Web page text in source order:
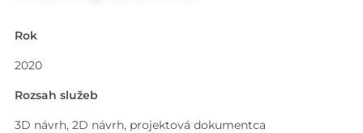
Rok
2020
Rozsah služeb
3D návrh, 2D návrh, projektová dokumentca